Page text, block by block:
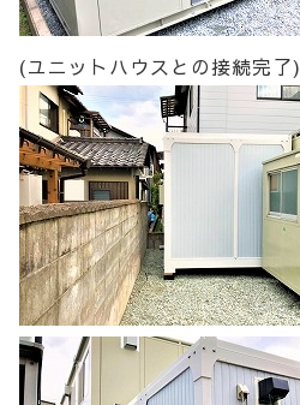
(ユニットハウスとの接続完了)